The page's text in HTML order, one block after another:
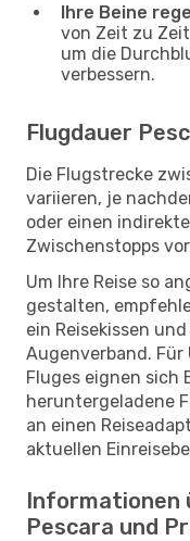
Ihre Beine
von Zeit zu
um die
verbessern.
Flugdauer
Die Flugstrecke
variieren, je
oder einen
Zwischenstopps
Um Ihre Reise so
gestalten,
ein Reisekissen
Augenverband.
Fluges eignen sich
heruntergeladene
an einen
aktuellen
Informationen
Pescara und